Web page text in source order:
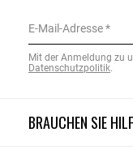
BRAUCHEN SIE
E-Mail-Adresse
Mit der Anmeldung zu
Datenschutzpolitik.